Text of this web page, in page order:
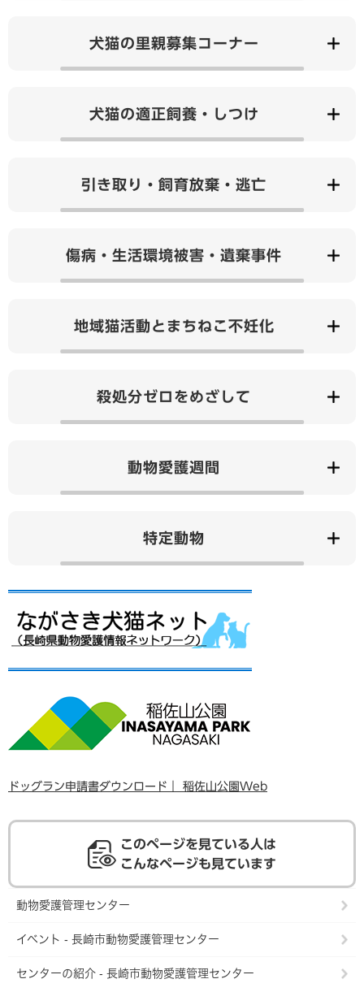
犬猫の里親募集コーナー
犬猫の適正飼養・しつけ
引き取り・飼育放棄・逃亡
傷病・生活環境被害・遺棄事件
地域猫活動とまちねこ不妊化
殺処分ゼロをめざして
動物愛護週間
特定動物
ドッグラン申請書ダウンロード｜ 稲佐山公園Web
このページを見ている人は
こんなページも見ています
動物愛護管理センター
イベント - 長崎市動物愛護管理センター
センターの紹介 - 長崎市動物愛護管理センター